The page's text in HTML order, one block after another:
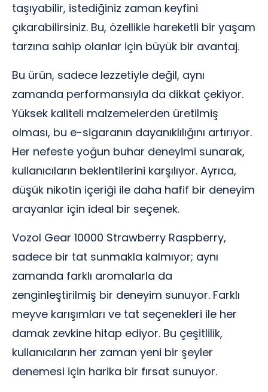
taşıyabilir, istediğiniz zaman keyfini
çıkarabilirsiniz. Bu, özellikle hareketli bir yaşam
tarzına sahip olanlar için büyük bir avantaj.
Bu ürün, sadece lezzetiyle değil, aynı
zamanda performansıyla da dikkat çekiyor.
Yüksek kaliteli malzemelerden üretilmiş
olması, bu e-sigaranın dayanıklılığını artırıyor.
Her nefeste yoğun buhar deneyimi sunarak,
kullanıcıların beklentilerini karşılıyor. Ayrıca,
düşük nikotin içeriği ile daha hafif bir deneyim
arayanlar için ideal bir seçenek.
Vozol Gear 10000 Strawberry Raspberry,
sadece bir tat sunmakla kalmıyor; aynı
zamanda farklı aromalarla da
zenginleştirilmiş bir deneyim sunuyor. Farklı
meyve karışımları ve tat seçenekleri ile her
damak zevkine hitap ediyor. Bu çeşitlilik,
kullanıcıların her zaman yeni bir şeyler
denemesi için harika bir fırsat sunuyor.